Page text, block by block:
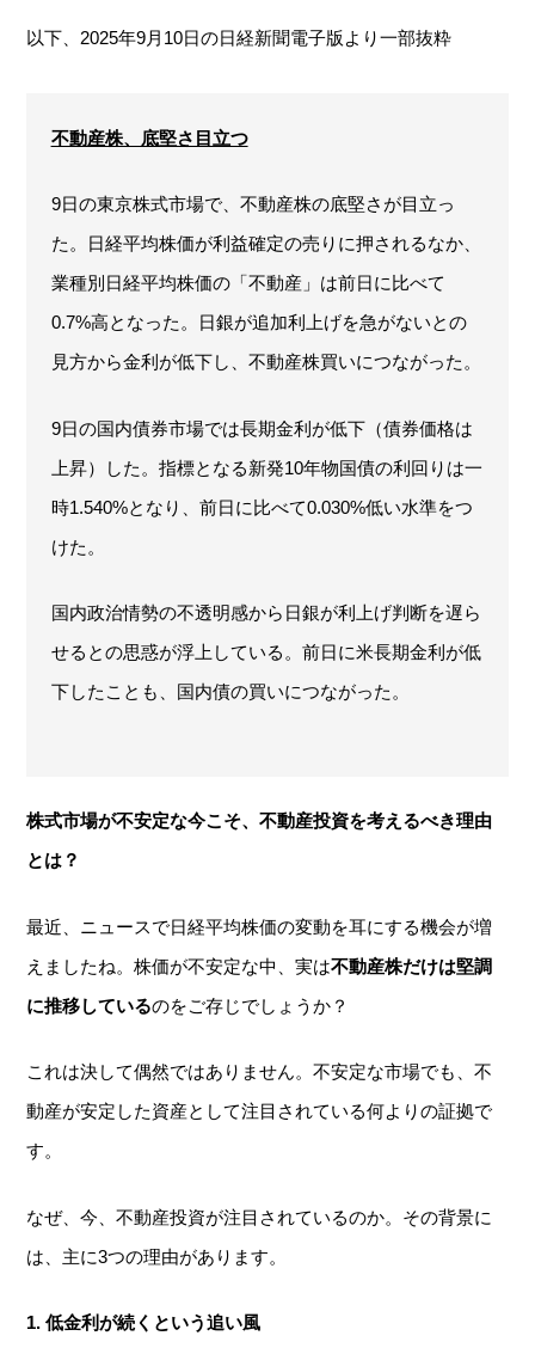
以下、2025年9月10日の日経新聞電子版より一部抜粋
不動産株、底堅さ目立つ
9日の東京株式市場で、不動産株の底堅さが目立っ
た。日経平均株価が利益確定の売りに押されるなか、
業種別日経平均株価の「不動産」は前日に比べて
0.7%高となった。日銀が追加利上げを急がないとの
見方から金利が低下し、不動産株買いにつながった。
9日の国内債券市場では長期金利が低下（債券価格は
上昇）した。指標となる新発10年物国債の利回りは一
時1.540%となり、前日に比べて0.030%低い水準をつ
けた。
国内政治情勢の不透明感から日銀が利上げ判断を遅ら
せるとの思惑が浮上している。前日に米長期金利が低
下したことも、国内債の買いにつながった。
株式市場が不安定な今こそ、不動産投資を考えるべき理由
とは？
最近、ニュースで日経平均株価の変動を耳にする機会が増
えましたね。株価が不安定な中、実は不動産株だけは堅調
に推移しているのをご存じでしょうか？
これは決して偶然ではありません。不安定な市場でも、不
動産が安定した資産として注目されている何よりの証拠で
す。
なぜ、今、不動産投資が注目されているのか。その背景に
は、主に3つの理由があります。
1.低金利が続くという追い風